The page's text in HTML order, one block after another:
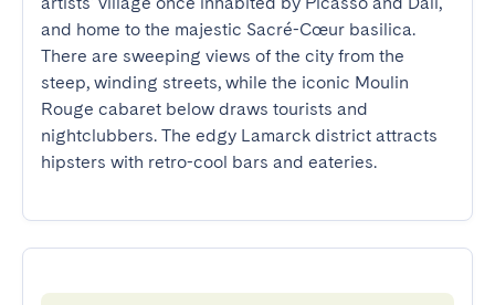
and home to the majestic Sacré-Cœur basilica.
There are sweeping views of the city from the
steep, winding streets, while the iconic Moulin
Rouge cabaret below draws tourists and
nightclubbers. The edgy Lamarck district attracts
hipsters with retro-cool bars and eateries.